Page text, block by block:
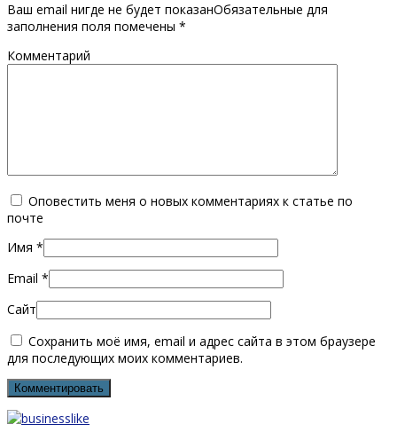
Ваш email нигде не будет показанОбязательные для
заполнения поля помечены *
Комментарий
Оповестить меня о новых комментариях к статье по
почте
Имя *
Email *
Сайт
Сохранить моё имя, email и адрес сайта в этом браузере
для последующих моих комментариев.